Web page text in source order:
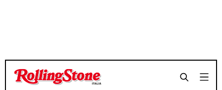
TEMPO DI LETTURA 6 MINUTI SHARE
TEMPO DI LETTURA 6 MINUTI SHARE